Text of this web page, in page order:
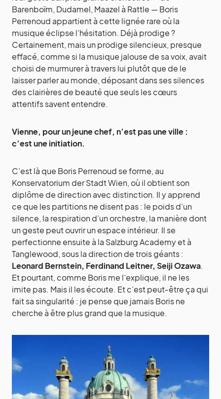
Barenboïm, Dudamel, Maazel à Rattle — Boris
Perrenoud appartient à cette lignée rare où la
musique éclipse l’hésitation. Déjà prodige ?
Certainement, mais un prodige silencieux, presque
effacé, comme si la musique jalouse de sa voix, avait
choisi de murmurer à travers lui plutôt que de le
laisser parler au monde, déposant dans ses silences
des clairières de beauté que seuls les cœurs
attentifs savent entendre.
Vienne, pour un jeune chef, n’est pas une ville :
c’est une initiation.
C’est là que Boris Perrenoud se forme, au
Konservatorium der Stadt Wien, où il obtient son
diplôme de direction avec distinction. Il y apprend
ce que les partitions ne disent pas : le poids d’un
silence, la respiration d’un orchestre, la manière dont
un geste peut ouvrir un espace intérieur. Il se
perfectionne ensuite à la Salzburg Academy et à
Tanglewood, sous la direction de trois géants :
Leonard Bernstein, Ferdinand Leitner, Seiji Ozawa.
Et pourtant, comme Boris me l’explique, il ne les
imite pas. Mais il les écoute. Et c’est peut‑être ça qui
fait sa singularité : je pense que jamais Boris ne
cherche à être plus grand que la musique.